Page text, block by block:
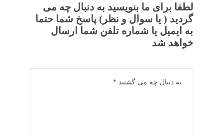
لطفا برای ما بنویسید به دنبال چه می
گردید ( یا سوال و نظر) پاسخ شما حتما
به ایمیل یا شماره تلفن شما ارسال
خواهد شد